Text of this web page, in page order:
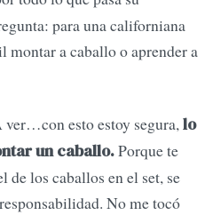
para una californiana
montar a caballo o aprender a
ver…con esto estoy segura,lo
un caballo.Porque te
de los caballos en el set, se
No me tocó